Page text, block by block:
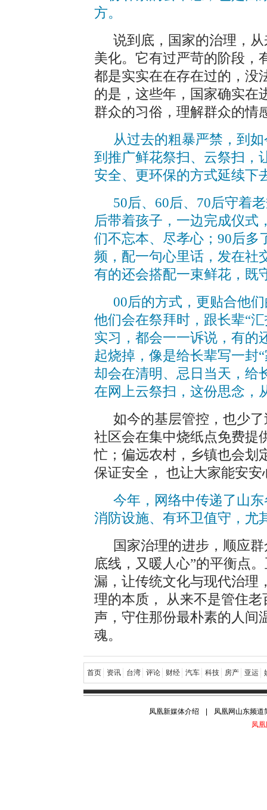
方。
说到底，国家的治理，
美化。它有过严苛的阶段，
都是实实在在存在过的，没
的是，这些年，国家确实在
群众的习俗，理解群众的情
从过去的粗暴严禁，到
到推广鲜花祭扫、云祭扫，
安全、更环保的方式延续下
50后、60后、70后守着
后带着孩子，一边完成仪式
们不忘本、尽孝心；90后多
频，配一句心里话，发在社
有的还会搭配一束鲜花，既
00后的方式，更贴合他
他们会在祭拜时，跟长辈“
实习，都会一一诉说，有的
起烧掉，像是给长辈写一封
却会在清明、忌日当天，给
在网上云祭扫，这份思念，
如今的基层管控，也少
社区会在集中烧纸点免费提
忙；偏远农村，乡镇也会划
保证安全， 也让大家能安
今年，网络中传递了山
消防设施、有环卫值守，尤
国家治理的进步，顺应
底线，又暖人心”的平衡点
漏，让传统文化与现代治理
理的本质， 从来不是管住
声，守住那份最朴素的人间
魂。
首页 资讯 台湾 评论 财经 汽车 科技 房产 亚运
凤凰新媒体介绍
凤凰网山东频道
凤